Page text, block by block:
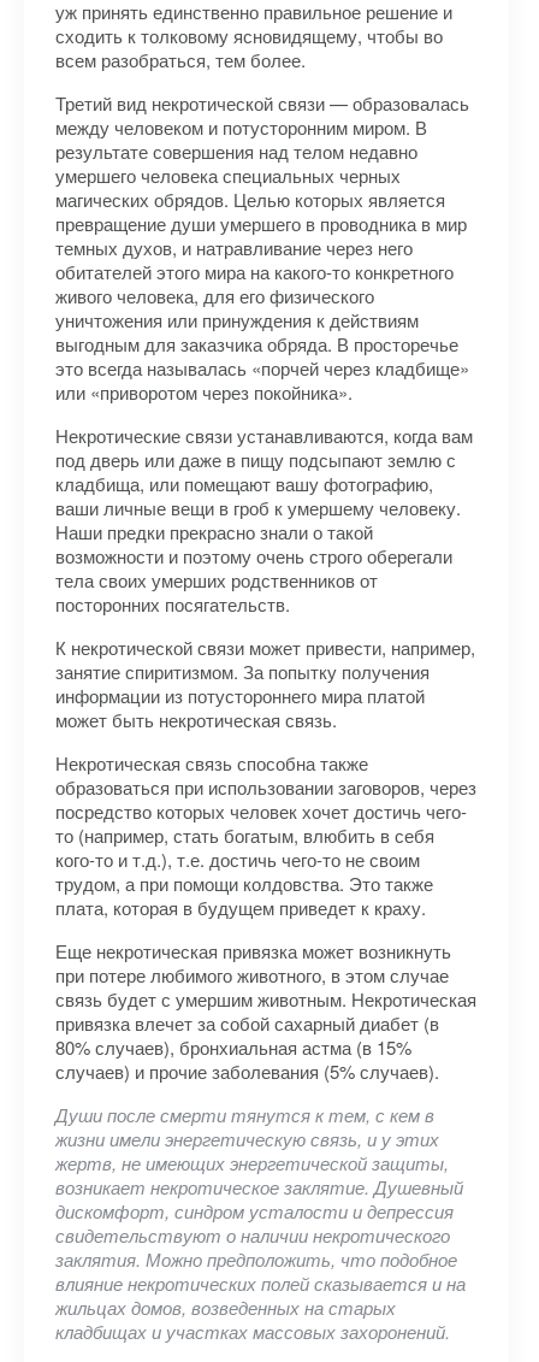
уж принять единственно правильное решение и
сходить к толковому ясновидящему, чтобы во
всем разобраться, тем более.
Третий вид некротической связи — образовалась
между человеком и потусторонним миром. В
результате совершения над телом недавно
умершего человека специальных черных
магических обрядов. Целью которых является
превращение души умершего в проводника в мир
темных духов, и натравливание через него
обитателей этого мира на какого-то конкретного
живого человека, для его физического
уничтожения или принуждения к действиям
выгодным для заказчика обряда. В просторечье
это всегда называлась «порчей через кладбище»
или «приворотом через покойника».
Некротические связи устанавливаются, когда вам
под дверь или даже в пищу подсыпают землю с
кладбища, или помещают вашу фотографию,
ваши личные вещи в гроб к умершему человеку.
Наши предки прекрасно знали о такой
возможности и поэтому очень строго оберегали
тела своих умерших родственников от
посторонних посягательств.
К некротической связи может привести, например,
занятие спиритизмом. За попытку получения
информации из потустороннего мира платой
может быть некротическая связь.
Некротическая связь способна также
образоваться при использовании заговоров, через
посредство которых человек хочет достичь чего-
то (например, стать богатым, влюбить в себя
кого-то и т.д.), т.е. достичь чего-то не своим
трудом, а при помощи колдовства. Это также
плата, которая в будущем приведет к краху.
Еще некротическая привязка может возникнуть
при потере любимого животного, в этом случае
связь будет с умершим животным. Некротическая
привязка влечет за собой сахарный диабет (в
80% случаев), бронхиальная астма (в 15%
случаев) и прочие заболевания (5% случаев).
Души после смерти тянутся к тем, с кем в
жизни имели энергетическую связь, и у этих
жертв, не имеющих энергетической защиты,
возникает некротическое заклятие. Душевный
дискомфорт, синдром усталости и депрессия
свидетельствуют о наличии некротического
заклятия. Можно предположить, что подобное
влияние некротических полей сказывается и на
жильцах домов, возведенных на старых
кладбищах и участках массовых захоронений.